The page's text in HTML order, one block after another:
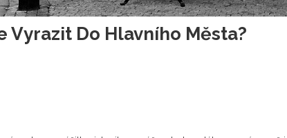
Vyrazit Do Hlavního Města?